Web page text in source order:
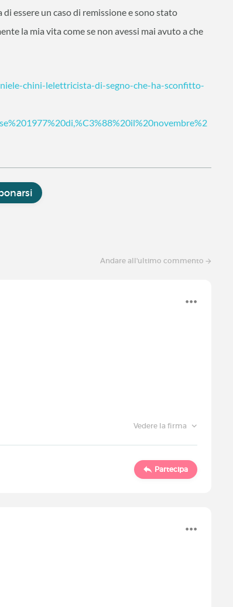
essere un caso di remissione e sono stato
la mia vita come se non avessi mai avuto a che
chini-lelettricista-di-segno-che-ha-sconfitto-
Andare all'ultimo commento
Vedere la firma
Partecipa